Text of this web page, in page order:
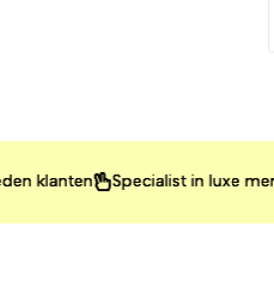
Specialist in luxe merken
Specialist in luxe merken
Specialist in luxe merken